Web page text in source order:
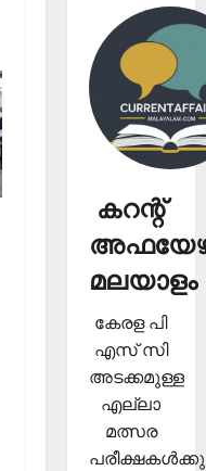
കറന്റ്
മലയാളം
കേരള പി
എസ് സി
അടക്കമുള്ള
എല്ലാ
മത്സര